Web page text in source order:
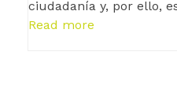
ciudadanía y, por ello,
Read more